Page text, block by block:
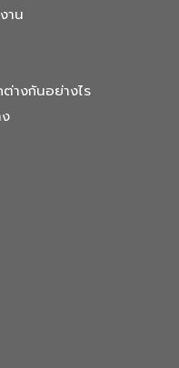
าน
างกันอย่างไร